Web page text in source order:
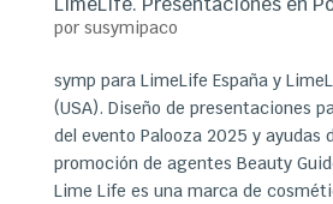
por susymipaco
symp para LimeLife España y
(USA). Diseño de presentaciones
del evento Palooza 2025 y ayudas
promoción de agentes Beauty
Lime Life es una marca de